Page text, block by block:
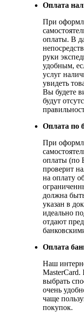
Оплата
При
оплаты. В
руки
удобным,
услуг
увидеть
Вы будете
будут
Оплата по
При
оплаты (по
проверит
на оплату
должна
указан в
идеально
отдают
Оплата
Наш
MasterCard.
выбрать
очень
чаще
покупок.